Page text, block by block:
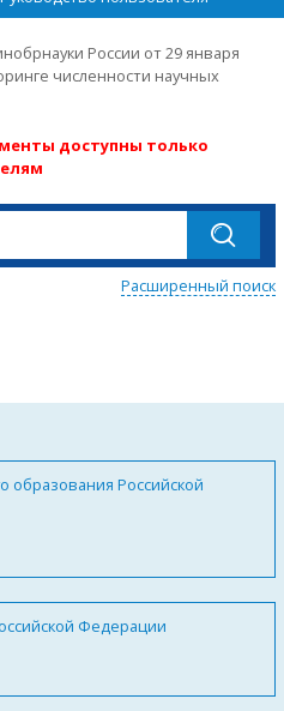
России от 29 января
численности научных
доступны только
Расширенный поиск
образования Российской
Федерации